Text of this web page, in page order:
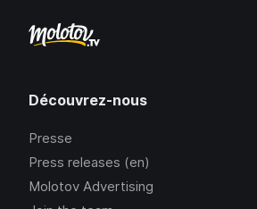
Découvrez-nous
Presse
Press releases (en)
Molotov Advertising